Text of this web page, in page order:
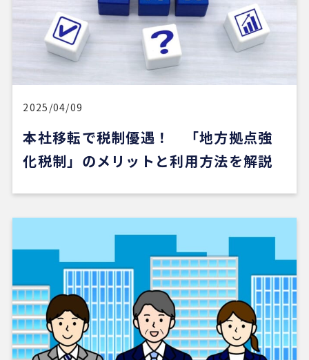
を勧められているように感じることもありました。
その点、REDSは自分で見つけた物件を軸に進めや
すいのがよかったです。
一方で、自分が望む物件像がまだ明確でない人や、
うまく検索できない人にとっては、REDSだけで良
い物件に出会うのは少し難しいかもしれません。
ただ、そういう場合でも、結局は良い不動産会社や
くいと思います。
な物件を見て勉強し、ある程度判断できる状態にな
ってから動くのが大切だと感じました。
担当の山崎一さん対応がスムーズで、とても安心感
がありました。こちらが気になることや質問にも毎
回正確に答えていただけただけでなく、自分では気
づいていなかった点まで補足して教えてくださり、
終始安心してお任せできました。
2025/04/09
本社移転で税制優遇！ 「地方拠点強
化税制」のメリットと利用方法を解説